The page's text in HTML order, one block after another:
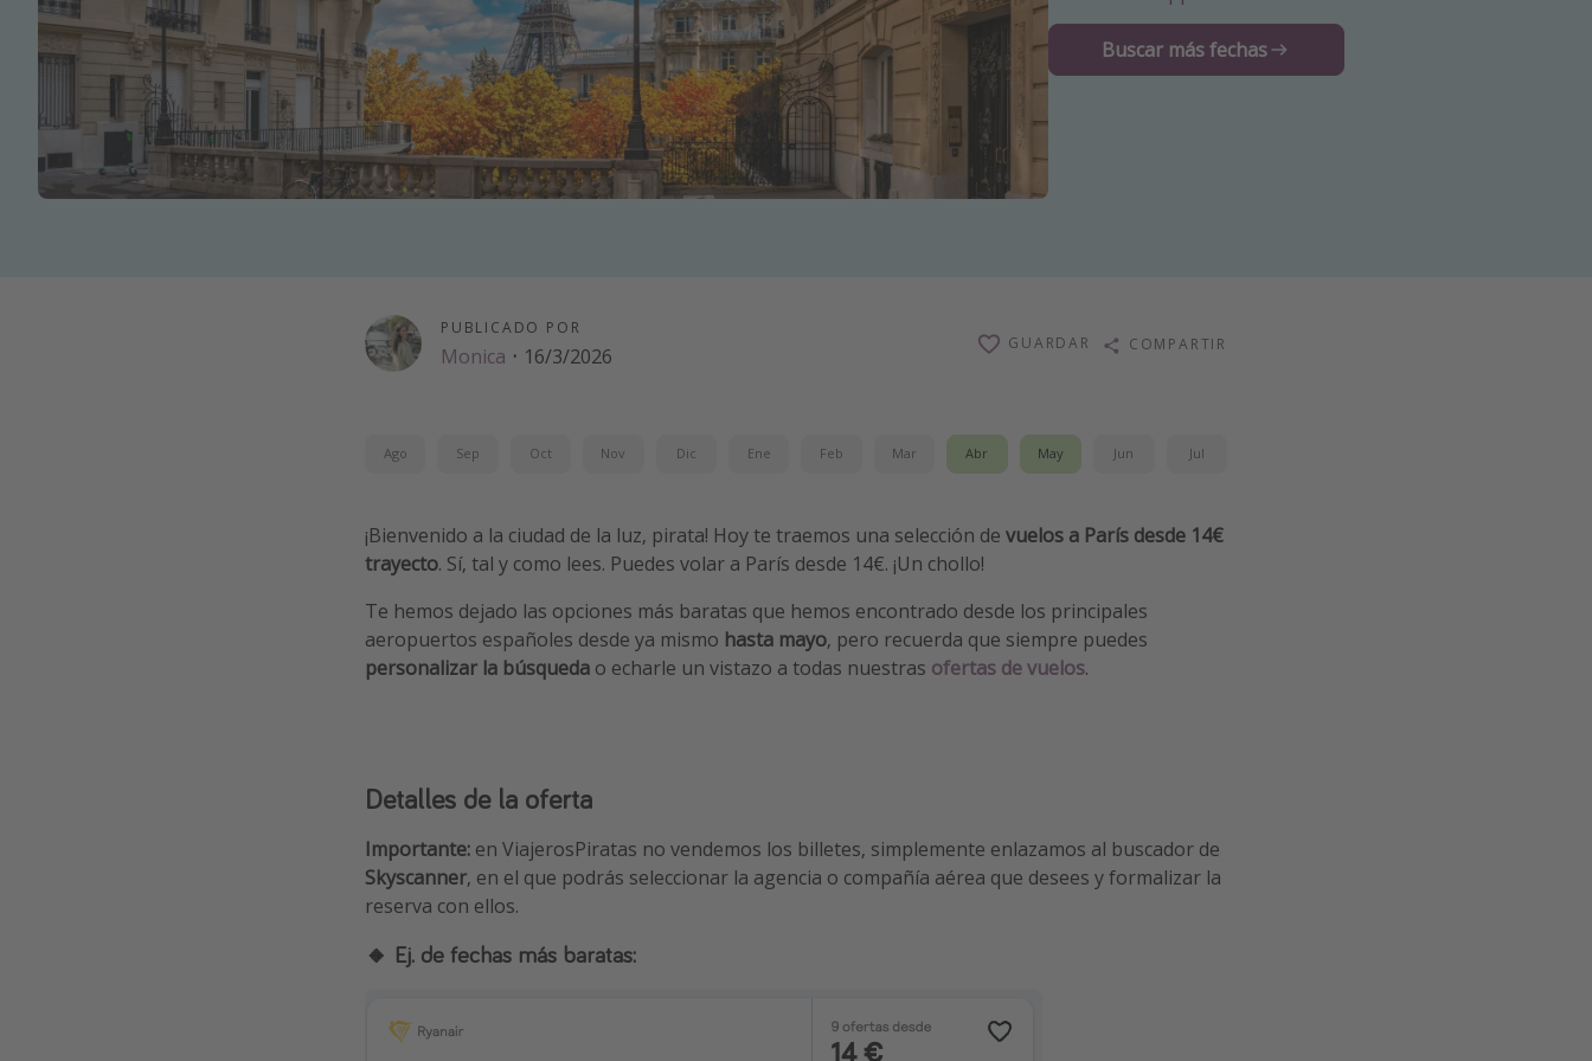
Buscar más fechas
PUBLICADO POR
Monica · 16/3/2026
GUARDAR COMPARTIR
Ago Sep Oct Nov Dic Ene Feb Mar Abr May Jun Jul
¡Bienvenido a la ciudad de la luz, pirata! Hoy te traemos una selección de vuelos a París desde 14€
trayecto. Sí, tal y como lees. Puedes volar a París desde 14€. ¡Un chollo!
Te hemos dejado las opciones más baratas que hemos encontrado desde los principales
aeropuertos españoles desde ya mismo hasta mayo, pero recuerda que siempre puedes
personalizar la búsqueda o echarle un vistazo a todas nuestras ofertas de vuelos.
Detalles de la oferta
Importante: en ViajerosPiratas no vendemos los billetes, simplemente enlazamos al buscador de
Skyscanner, en el que podrás seleccionar la agencia o compañía aérea que desees y formalizar la
reserva con ellos.
🔸 Ej. de fechas más baratas: